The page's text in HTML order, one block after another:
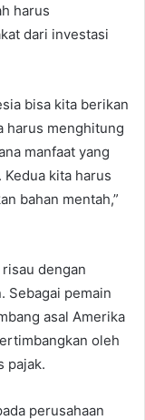
harus
dari investasi
bisa kita berikan
harus menghitung
manfaat yang
kita harus
bahan mentah,”
dengan
Sebagai pemain
asal Amerika
oleh
pajak.
perusahaan